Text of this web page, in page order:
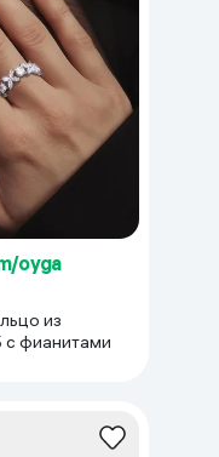
oyga
из
с фианитами